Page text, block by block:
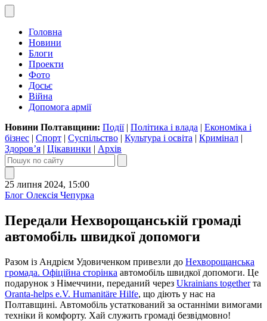
Головна
Новини
Блоги
Проекти
Фото
Досьє
Війна
Допомога армії
Новини Полтавщини: Події| Політика і влада | Економіка і
бізнес | Спорт | Суспільство | Культура і освіта | Кримінал |
Здоров’я | Цікавинки | Архів
25 липня 2024, 15:00
Блог Олексія Чепурка
Передали Нехворощанській громаді
автомобіль швидкої допомоги
Разом із Андрієм Удовиченком привезли до Нехворощанська
громада. Офіційна сторінка автомобіль швидкої допомоги. Це
подарунок з Німеччини, переданий через Ukrainians togetherта
Oranta-helps e.V. Humanitäre Hilfe, що діють у нас на
Полтавщині. Автомобіль устаткований за останніми вимогами
техніки й комфорту. Хай служить громаді безвідмовно!